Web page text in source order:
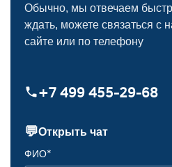
Обычно, мы отвечаем
ждать, можете связаться с
сайте или по телефону
+7 499 455‑29‑68
💬Открыть чат
ФИО*